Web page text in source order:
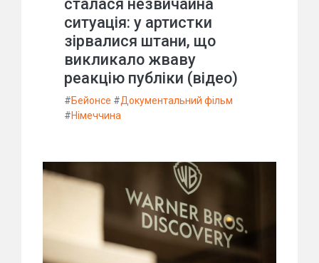
сталася незвичайна
ситуація: у артистки
зірвалися штани, що
викликало жваву
реакцію публіки (відео)
#Бейонсе #Документальний фільм
#Німеччина